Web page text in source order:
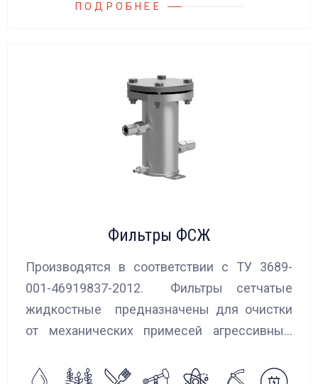
ПОДРОБНЕЕ
Фильтры ФСЖ
Производятся в соответствии с ТУ 3689-
001-46919837-2012. Фильтры сетчатые
жидкостные предназначены для очистки
от механических примесей агрессивных,
и суспензий. Фильтры устанавливаются